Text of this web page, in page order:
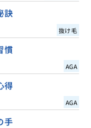
訣
抜け毛
慣
AGA
得
AGA
手